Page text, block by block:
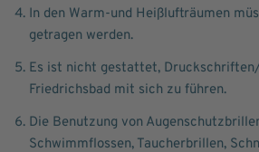
In den Warm-und Heißlufträumen
getragen werden.
Es ist nicht gestattet,
Friedrichsbad mit sich zu führen.
Die Benutzung von
Schwimmflossen, Taucherbrillen,